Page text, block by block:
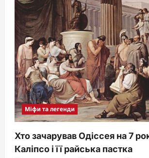
Міфи та легенди
Хто зачарував Одіссея на 7
Каліпсо і її райська пастка